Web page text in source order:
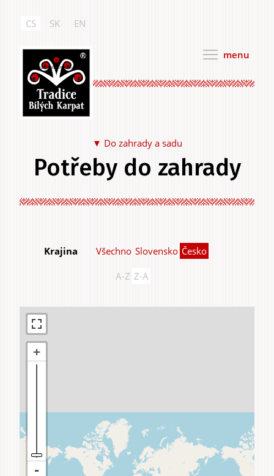
obsahu
Tradice Bílých Karpat
menu
CS SK EN
Do zahrady a sadu
Na sebe
Do zahrady a sadu
Potřeby do zahrady
Krajina Všechno Slovensko Česko
A-Z Z-A